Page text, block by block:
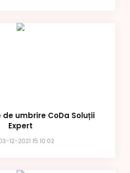
umbrire CoDa Soluții
Expert
12-2021 15:10:02